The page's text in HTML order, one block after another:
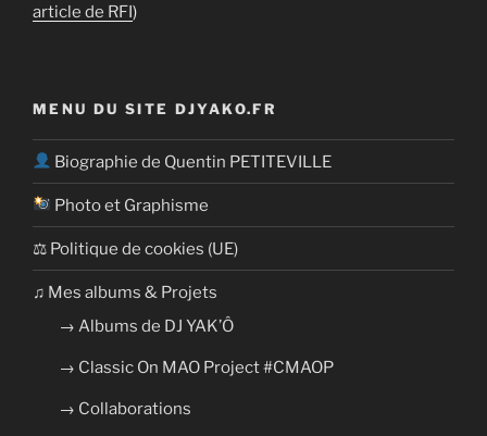
article de RFI)
MENU DU SITE DJYAKO.FR
Biographie de Quentin PETITEVILLE
Photo et Graphisme
⚖ Politique de cookies (UE)
​​♫ Mes albums & Projets
→ Albums de DJ YAK’Ô
→ Classic On MAO Project #CMAOP
→ Collaborations